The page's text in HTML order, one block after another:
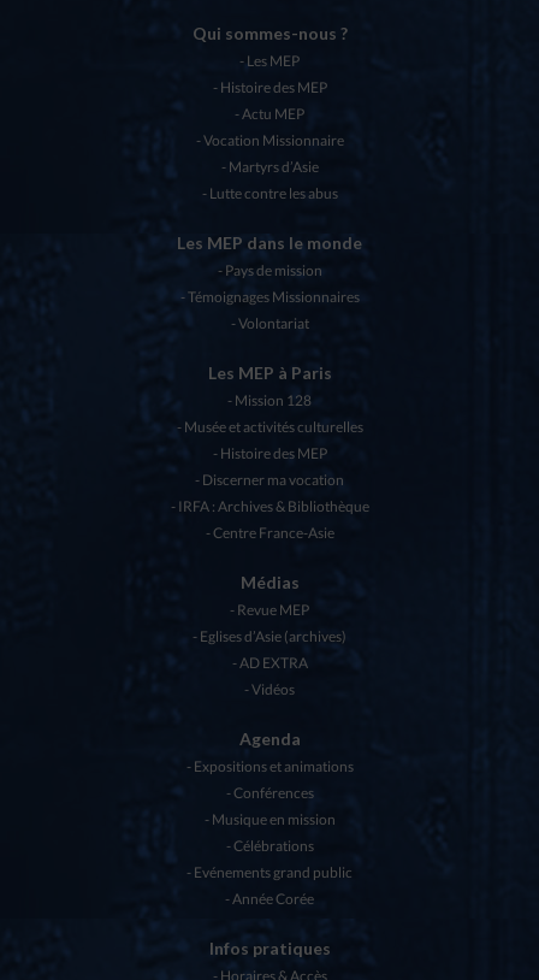
Qui sommes-nous ?
Les MEP
Histoire des MEP
Actu MEP
Vocation Missionnaire
Martyrs d’Asie
Lutte contre les abus
Les MEP dans le monde
Pays de mission
Témoignages Missionnaires
Volontariat
Les MEP à Paris
Mission 128
Musée et activités culturelles
Histoire des MEP
Discerner ma vocation
IRFA : Archives & Bibliothèque
Centre France-Asie
Médias
Revue MEP
Eglises d’Asie (archives)
AD EXTRA
Vidéos
Agenda
Expositions et animations
Conférences
Musique en mission
Célébrations
Evénements grand public
Année Corée
Infos pratiques
Horaires & Accès